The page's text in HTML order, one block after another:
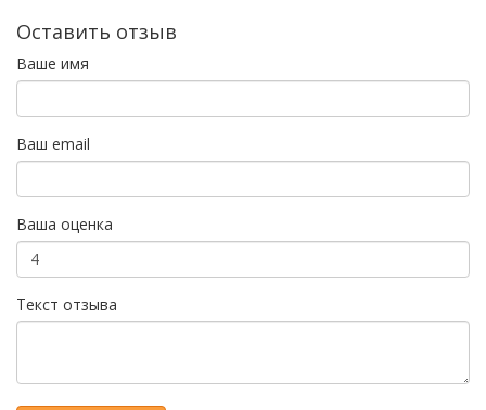
Оставить отзыв
Ваше имя
Ваш email
Ваша оценка
Текст отзыва